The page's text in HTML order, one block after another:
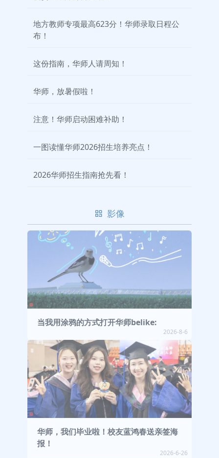
地方教师专项最高623分！华师录取日程公
布！
这份指南，华师人请周知！
华师，放暑假啦！
注意！华师启动困难补助！
一图读懂华师2026招生培养亮点！
2026华师招生指南抢先看！
影像
当我用涂鸦的方式打开华师belike:
2026-8-6
华师，我们毕业啦！校友蓝鸿春送亲签海
报！
2026-6-26